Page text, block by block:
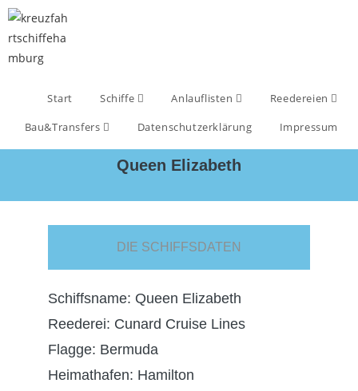
Start Schiffe Anlauflisten
Reedereien
Bau&Transfers
Datenschutzerklärung Impressum
Queen Elizabeth
DIE SCHIFFSDATEN
Schiffsname: Queen Elizabeth
Reederei: Cunard Cruise Lines
Flagge: Bermuda
Heimathafen: Hamilton